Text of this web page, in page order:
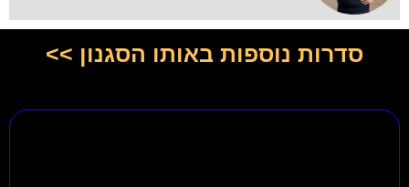
סדרות נוספות באותו הסגנון >>